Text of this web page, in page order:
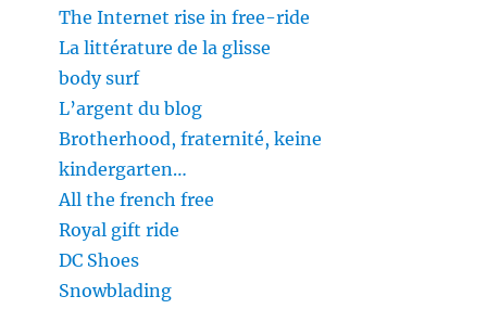
The Internet rise in free-ride
La littérature de la glisse
body surf
L’argent du blog
Brotherhood, fraternité, keine
kindergarten…
All the french free
Royal gift ride
DC Shoes
Snowblading